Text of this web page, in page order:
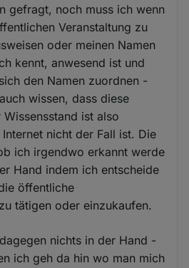
gefragt, noch muss ich wenn
Veranstaltung zu
oder meinen Namen
kennt, anwesend ist und
den Namen zuordnen -
wissen, dass diese
ist also
nicht der Fall ist. Die
ich irgendwo erkannt werde
Hand indem ich entscheide
öffentliche
tätigen oder einzukaufen.
nichts in der Hand -
ich geh da hin wo man mich